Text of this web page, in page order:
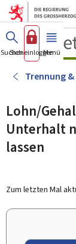
Suchen
Sich einloggen
Menü
Trennung
Lohn/
Unterhalt
lassen
Zum letzten Mal